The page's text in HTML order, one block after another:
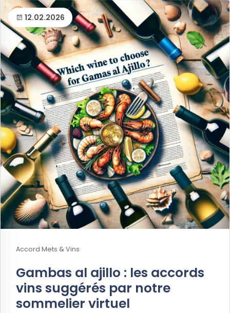
12.02.2026
Accord Mets & Vins
Gambas al ajillo : les accords
vins suggérés par notre
sommelier virtuel